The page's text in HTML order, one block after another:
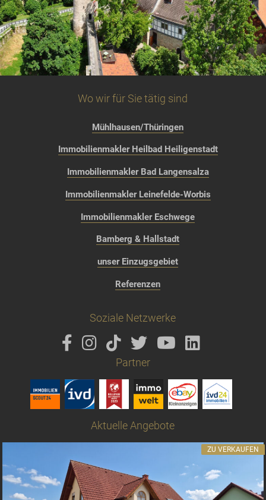
Wo wir für Sie tätig sind
Mühlhausen/Thüringen
Immobilienmakler Heilbad Heiligenstadt
Immobilienmakler Bad Langensalza
Immobilienmakler Leinefelde-Worbis
Immobilienmakler Eschwege
Bamberg & Hallstadt
unser Einzugsgebiet
Referenzen
Soziale Netzwerke
Partner
Aktuelle Angebote
ZU VERKAUFEN